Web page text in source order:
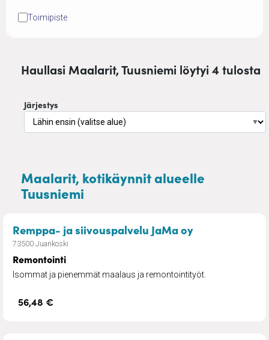
Toimipiste
Haullasi Maalarit, Tuusniemi löytyi 4 tulosta
Järjestys
▼
Maalarit, kotikäynnit alueelle
Tuusniemi
Remppa- ja siivouspalvelu JaMa oy– Remontointi
73500 Juankoski
Remontointi
Isommat ja pienemmät maalaus ja remontointityöt.
56,48 €